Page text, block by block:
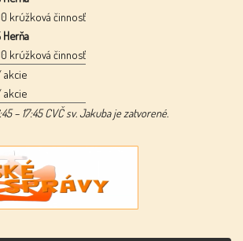
krúžková činnosť
Herňa
krúžková činnosť
akcie
akcie
– 17:45 CVČ sv. Jakuba je zatvorené.